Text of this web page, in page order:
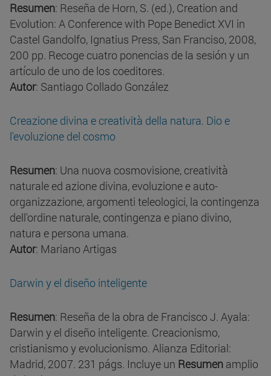
Resumen: Reseña de Horn, S. (ed.), Creation and
Evolution: A Conference with Pope Benedict XVI in
Castel Gandolfo, Ignatius Press, San Franciso, 2008,
200 pp. Recoge cuatro ponencias de la sesión y un
artículo de uno de los coeditores.
Autor: Santiago Collado González
Creazione divina e creatività della natura. Dio e
l'evoluzione del cosmo
Resumen: Una nuova cosmovisione, creatività
naturale ed azione divina, evoluzione e auto-
organizzazione, argomenti teleologici, la contingenza
dell'ordine naturale, contingenza e piano divino,
natura e persona umana.
Autor: Mariano Artigas
Darwin y el diseño inteligente
Resumen: Reseña de la obra de Francisco J. Ayala:
Darwin y el diseño inteligente. Creacionismo,
cristianismo y evolucionismo. Alianza Editorial:
Madrid, 2007. 231 págs. Incluye un Resumen amplio